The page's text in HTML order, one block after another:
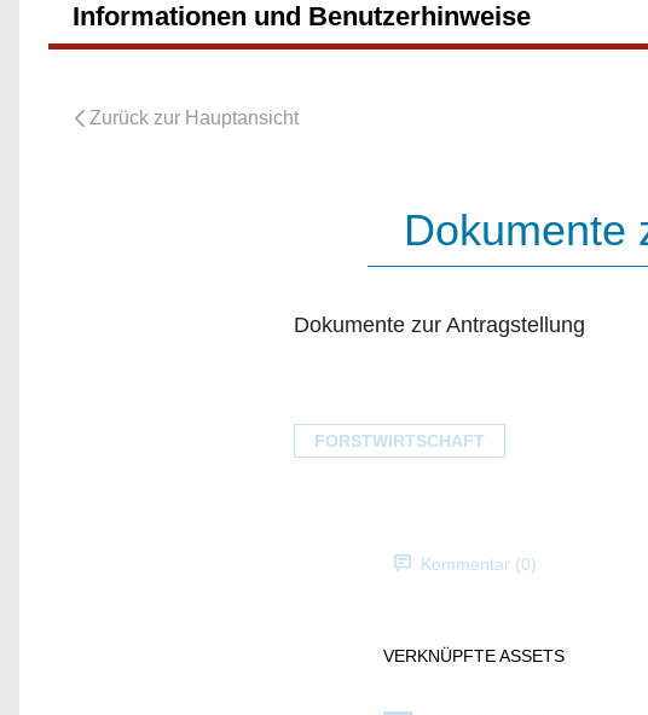
Informationen und Benutzerhinweise
Dokumente
Dokumente zur Antragstellung
FORSTWIRTSCHAFT
Kommentar (0)
VERKNÜPFTE ASSETS